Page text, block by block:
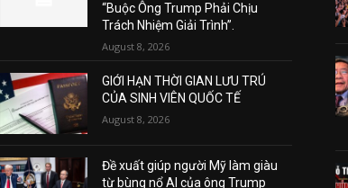
“Buộc Ông Trump Phải Chịu
Trách Nhiệm Giải Trình”.
August 8, 2026
GIỚI HẠN THỜI GIAN LƯU TRÚ
CỦA SINH VIÊN QUỐC TẾ
August 8, 2026
Đề xuất giúp người Mỹ làm giàu
từ bùng nổ AI của ông Trump